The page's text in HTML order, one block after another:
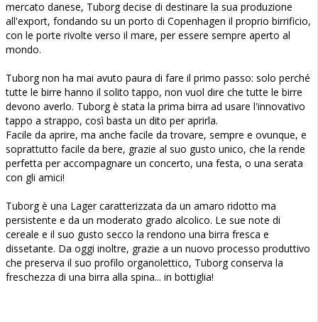
mercato danese, Tuborg decise di destinare la sua produzione
all'export, fondando su un porto di Copenhagen il proprio birrificio,
con le porte rivolte verso il mare, per essere sempre aperto al
mondo.
Tuborg non ha mai avuto paura di fare il primo passo: solo perché
tutte le birre hanno il solito tappo, non vuol dire che tutte le birre
devono averlo. Tuborg è stata la prima birra ad usare l'innovativo
tappo a strappo, così basta un dito per aprirla.
Facile da aprire, ma anche facile da trovare, sempre e ovunque, e
soprattutto facile da bere, grazie al suo gusto unico, che la rende
perfetta per accompagnare un concerto, una festa, o una serata
con gli amici!
Tuborg è una Lager caratterizzata da un amaro ridotto ma
persistente e da un moderato grado alcolico. Le sue note di
cereale e il suo gusto secco la rendono una birra fresca e
dissetante. Da oggi inoltre, grazie a un nuovo processo produttivo
che preserva il suo profilo organolettico, Tuborg conserva la
freschezza di una birra alla spina... in bottiglia!